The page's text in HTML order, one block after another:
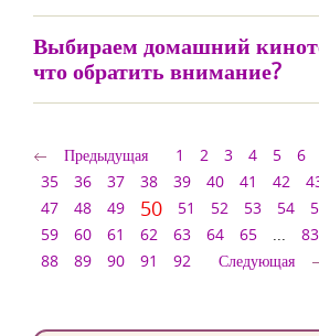
Выбираем домашний
что обратить внимание?
Предыдущая 1 2 3 4 5 6
35
36 37 38 39 40 41 42
47
48 49 50 51 52 53 54
59
60 61 62 63 64 65 ... 83
88
89 90 91 92 Следующая